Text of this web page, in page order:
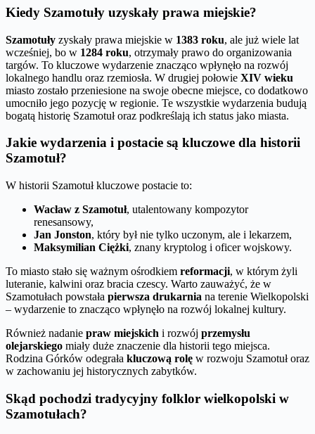
Kiedy Szamotuły uzyskały prawa miejskie?
Szamotuły zyskały prawa miejskie w 1383 roku, ale już wiele lat
wcześniej, bo w 1284 roku, otrzymały prawo do organizowania
targów. To kluczowe wydarzenie znacząco wpłynęło na rozwój
lokalnego handlu oraz rzemiosła. W drugiej połowie XIV wieku
miasto zostało przeniesione na swoje obecne miejsce, co dodatkowo
umocniło jego pozycję w regionie. Te wszystkie wydarzenia budują
bogatą historię Szamotuł oraz podkreślają ich status jako miasta.
Jakie wydarzenia i postacie są kluczowe dla historii
Szamotuł?
W historii Szamotuł kluczowe postacie to:
Wacław z Szamotuł, utalentowany kompozytor
renesansowy,
Jan Jonston, który był nie tylko uczonym, ale i lekarzem,
Maksymilian Ciężki, znany kryptolog i oficer wojskowy.
To miasto stało się ważnym ośrodkiem reformacji, w którym żyli
luteranie, kalwini oraz bracia czescy. Warto zauważyć, że w
Szamotułach powstała pierwsza drukarnia na terenie Wielkopolski
– wydarzenie to znacząco wpłynęło na rozwój lokalnej kultury.
Również nadanie praw miejskich i rozwój przemysłu
olejarskiego miały duże znaczenie dla historii tego miejsca.
Rodzina Górków odegrała kluczową rolę w rozwoju Szamotuł oraz
w zachowaniu jej historycznych zabytków.
Skąd pochodzi tradycyjny folklor wielkopolski w
Szamotułach?